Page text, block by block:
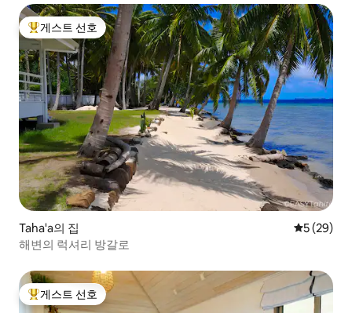
상위 게스트 선호
게스트 선호
Taha'a의 집 평점 5점(5
5 (29)
해변의 럭셔리 방갈로
상위 게스트 선호
게스트 선호